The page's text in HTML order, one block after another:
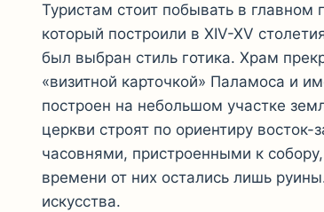
Туристам стоит побывать в
который построили в XIV-XV
был выбран стиль готика. Храм
«визитной карточкой» Паламоса и
построен на небольшом участке
церкви строят по ориентиру
часовнями, пристроенными к
времени от них остались лишь
искусства.